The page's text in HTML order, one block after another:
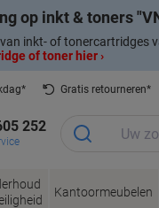
op inkt & toners
inkt- of tonercartridges
of toner hier ›
Gratis retourneren*
252
Kantoormeubelen